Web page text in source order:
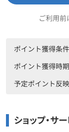
ご利用前
ポイント獲得条件
ポイント獲得時期
予定ポイント反映
ショップ・サ